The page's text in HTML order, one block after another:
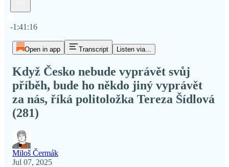
-1:41:16
Open in app Transcript Listen via...
Když Česko nebude vyprávět svůj
příběh, bude ho někdo jiný vyprávět
za nás, říká politoložka Tereza Šídlová
(281)
Miloš Čermák
Jul 07, 2025